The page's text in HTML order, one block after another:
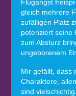
Flugangst
gleich mehrere
zufälligen Platz
potenziert seine
zum Absturz
ungeborenem
Mir gefällt, dass
Charaktere,
sind